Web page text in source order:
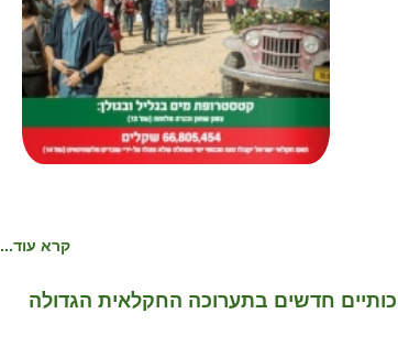
קרא עוד...
חדשים בתערוכה החקלאית הגדולה